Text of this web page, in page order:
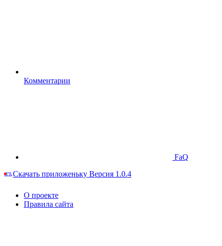
Комментарии
FaQ
Скачать приложеньку Версия 1.0.4
О проекте
Правила сайта